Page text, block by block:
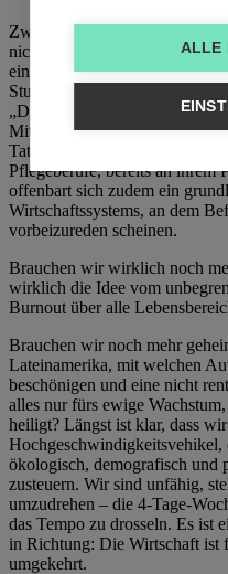
Zweifel an der
nicht ganz unberechtigt:
ein Polizist oder ein LKW-
Stunden arbeiten?“, fragt
„Die gleiche Arbeit in weniger
Mitarbeiter vor allem mehr
Tatsächlich bewegen sich viele
Pflegeberufe, bereits an ihrem
offenbart sich zudem ein
Wirtschaftssystems, an dem
vorbeizureden scheinen.
Brauchen wir wirklich noch
wirklich die Idee vom
Burnout über alle
Brauchen wir noch mehr
Lateinamerika, mit welchen
beschönigen und eine nicht
alles nur fürs ewige
heiligt? Längst ist klar, dass
Hochgeschwindigkeitsvehikel,
ökologisch, demografisch und
zusteuern. Wir sind unfähig,
umzudrehen – die 4-Tage-
das Tempo zu drosseln. Es ist
in Richtung: Die Wirtschaft ist
umgekehrt.
ALLE